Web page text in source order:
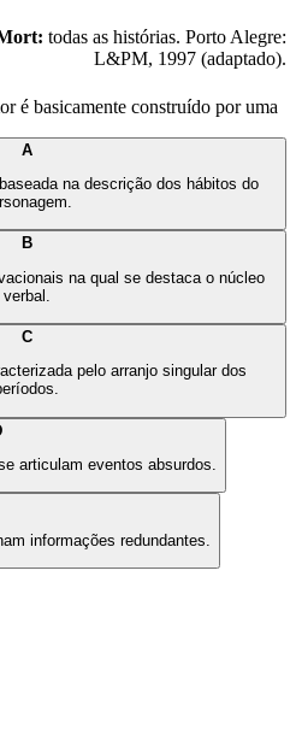
todas as histórias. Porto Alegre:
L&PM, 1997 (adaptado).
é basicamente construído por uma
A
na descrição dos hábitos do
B
na qual se destaca o núcleo
verbal.
C
pelo arranjo singular dos
articulam eventos absurdos.
informações redundantes.